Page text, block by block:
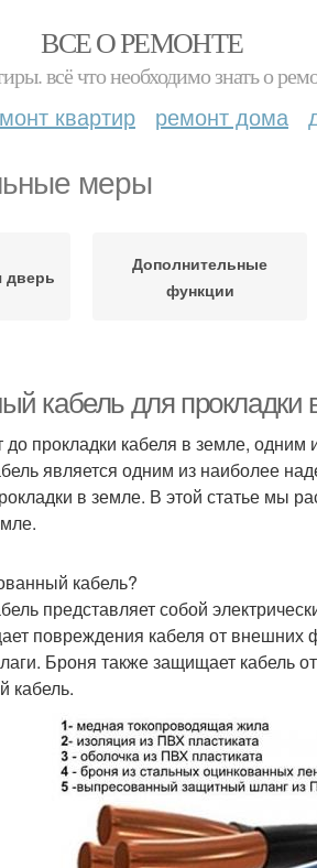
ВСЕ О РЕМОНТЕ
всё что необходимо знать о
квартир ремонт дома
меры
дверь
Дополнительные
функции
кабель для прокладки
до прокладки кабеля в земле,
является одним из наиболее
в земле. В этой статье мы
кабель?
представляет собой
повреждения кабеля от внешних
Броня также защищает кабель
кабель.